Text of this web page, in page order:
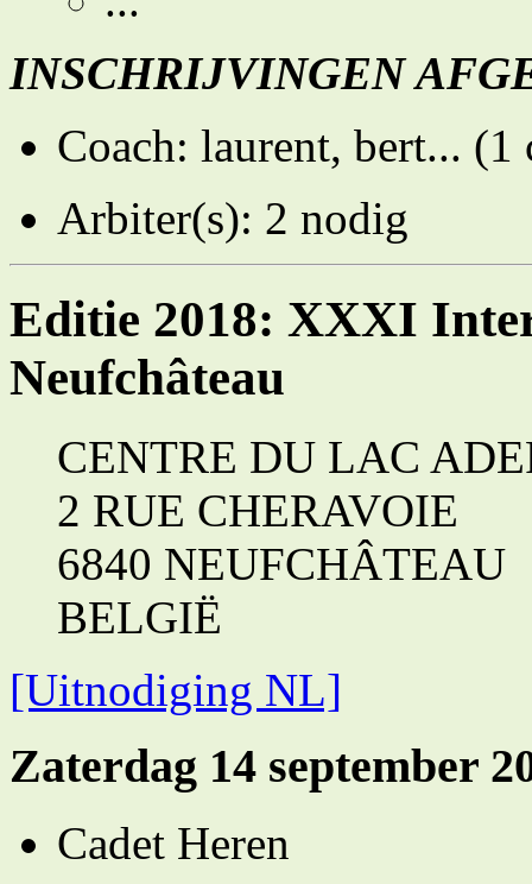
INSCHRIJVINGEN
Coach: laurent, bert... (1
Arbiter(s): 2 nodig
Editie 2018: XXXI
Neufchâteau
CENTRE DU LAC
2 RUE CHERAVOIE
6840 NEUFCHÂTEAU
BELGIË
[Uitnodiging NL]
Zaterdag 14 september
Cadet Heren